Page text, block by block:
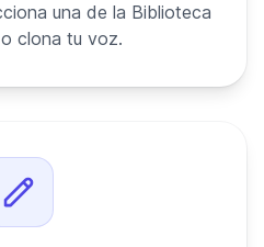
una de la Biblioteca
clona tu voz.